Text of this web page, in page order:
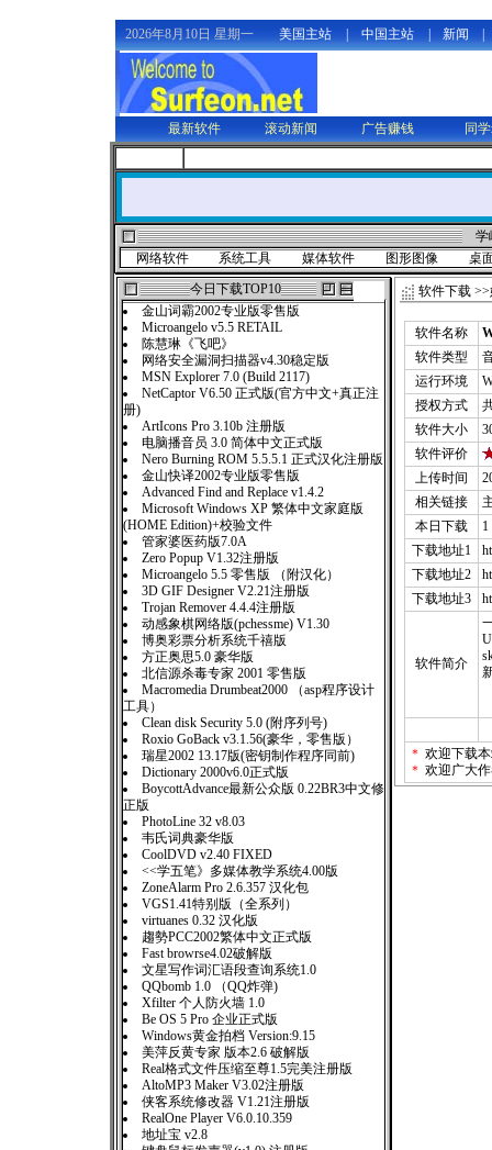
2026年8月10日 星期一 美国主站 中国主站 新闻
最新软件 滚动新闻 广告赚钱 同
学
网络软件
系统工具 媒体软件 图形图像
桌
今日下载TOP10
金山词霸2002专业版零售版
Microangelo v5.5 RETAIL
陈慧琳《飞吧》
网络安全漏洞扫描器v4.30稳定版
MSN Explorer 7.0 (Build 2117)
NetCaptor V6.50 正式版(官方中文+真正注
册)
ArtIcons Pro 3.10b 注册版
电脑播音员 3.0 简体中文正式版
Nero Burning ROM 5.5.5.1 正式汉化注册版
金山快译2002专业版零售版
Advanced Find and Replace v1.4.2
Microsoft Windows XP 繁体中文家庭版
(HOME Edition)+校验文件
管家婆医药版7.0A
Zero Popup V1.32注册版
Microangelo 5.5 零售版 （附汉化）
3D GIF Designer V2.21注册版
Trojan Remover 4.4.4注册版
动感象棋网络版(pchessme) V1.30
博奥彩票分析系统千禧版
方正奥思5.0 豪华版
北信源杀毒专家 2001 零售版
Macromedia Drumbeat2000 （asp程序设计
工具）
Clean disk Security 5.0 (附序列号)
Roxio GoBack v3.1.56(豪华，零售版）
瑞星2002 13.17版(密钥制作程序同前)
Dictionary 2000v6.0正式版
BoycottAdvance最新公众版 0.22BR3中文修
正版
PhotoLine 32 v8.03
韦氏词典豪华版
CoolDVD v2.40 FIXED
<<学五笔》多媒体教学系统4.00版
ZoneAlarm Pro 2.6.357 汉化包
VGS1.41特别版（全系列）
virtuanes 0.32 汉化版
趨勢PCC2002繁体中文正式版
Fast browrse4.02破解版
文星写作词汇语段查询系统1.0
QQbomb 1.0 （QQ炸弹)
Xfilter 个人防火墙 1.0
Be OS 5 Pro 企业正式版
Windows黄金拍档 Version:9.15
美萍反黄专家 版本2.6 破解版
Real格式文件压缩至尊1.5完美注册版
AltoMP3 Maker V3.02注册版
侠客系统修改器 V1.21注册版
RealOne Player V6.0.10.359
地址宝 v2.8
软件下载 >>
软件名称
软件类型
运行环境
授权方式
软件大小
软件评价
上传时间
相关链接
本日下载
下载地址1
下载地址2
下载地址3
软件简介
＊ 欢迎下载
＊ 欢迎广大